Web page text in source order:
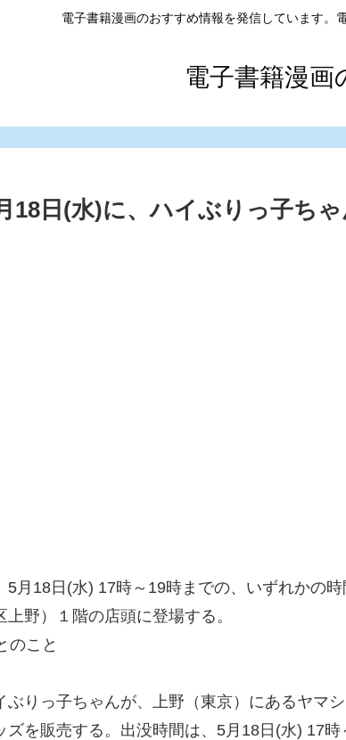
電子書籍漫画のおすすめ情報を発信しています。
電子書籍漫画
18日(水)に、ハイぶりっ子ち
月18日(水) 17時～19時までの、いずれかの
野）１階の店頭に登場する。
のこと
りっ子ちゃんが、上野（東京）にあるヤマ
ズを販売する。出没時間は、5月18日(水) 17